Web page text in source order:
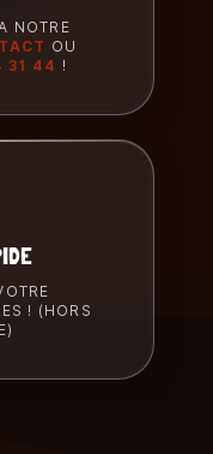
NOTRE
OU
31 44 !
! (HORS